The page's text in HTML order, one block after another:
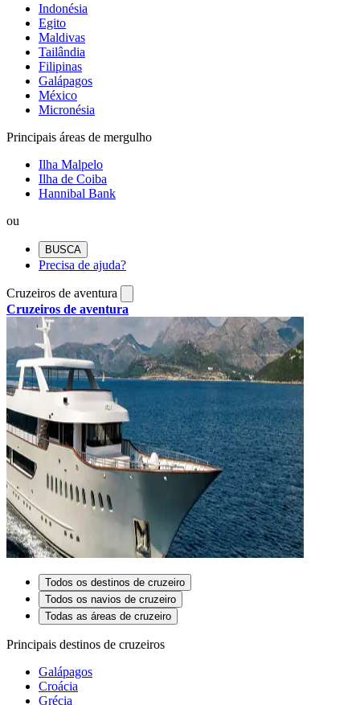
Indonésia
Egito
Maldivas
Tailândia
Filipinas
Galápagos
México
Micronésia
Principais áreas de mergulho
Ilha Malpelo
Ilha de Coiba
Hannibal Bank
ou
BUSCA
Precisa de ajuda?
Cruzeiros de aventura
Cruzeiros de aventura
Todos os destinos de cruzeiro
Todos os navios de cruzeiro
Todas as áreas de cruzeiro
Principais destinos de cruzeiros
Galápagos
Croácia
Grécia